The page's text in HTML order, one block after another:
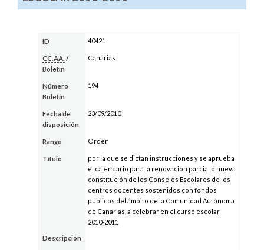
ID 40421
CC.AA. /
Boletín
Canarias
Número
Boletín
194
Fecha de
disposición
23/09/2010
Rango Orden
Título
por la que se dictan instrucciones y se aprueba
el calendario para la renovación parcial o nueva
constitución de los Consejos Escolares de los
centros docentes sostenidos con fondos
públicos del ámbito de la Comunidad Autónoma
de Canarias, a celebrar en el curso escolar
2010-2011
Descripción